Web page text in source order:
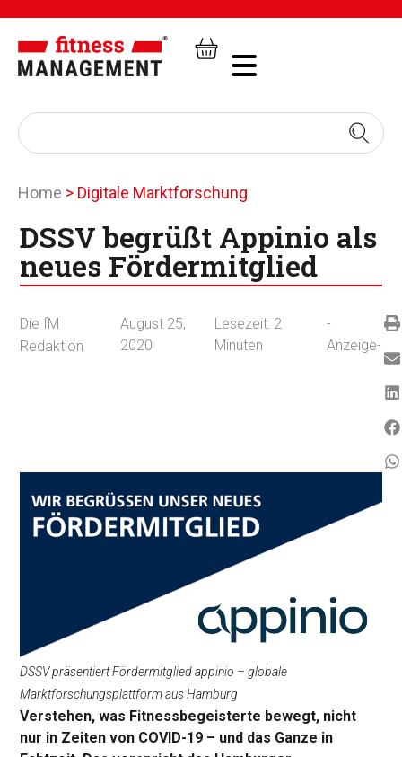
Home > Digitale Marktforschung
DSSV begrüßt Appinio als
neues Fördermitglied
Die fM
Redaktion
August 25,
2020
Lesezeit: 2
Minuten
-
Anzeige-
DSSV präsentiert Fördermitglied appinio – globale
Marktforschungsplattform aus Hamburg
Verstehen, was Fitnessbegeisterte bewegt, nicht
nur in Zeiten von COVID-19 – und das Ganze in